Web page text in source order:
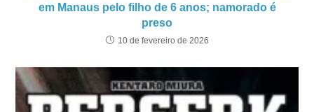
em Manaus pelo filho de 6 anos; namorado é
preso
10 de fevereiro de 2026